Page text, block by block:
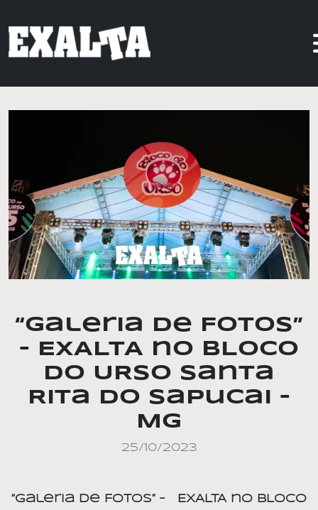
“Galeria de Fotos”
– EXALTA no BLOCO
DO URSO Santa
Rita do Sapucai –
MG
25/10/2023
“Galeria de Fotos” –
EXALTA no BLOCO